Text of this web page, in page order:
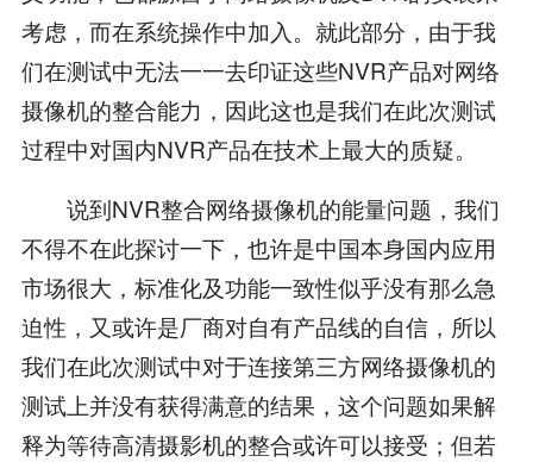
考虑，而在系统操作中加入。就此部分，由于我
们在测试中无法一一去印证这些NVR产品对网络
摄像机的整合能力，因此这也是我们在此次测试
过程中对国内NVR产品在技术上最大的质疑。
说到NVR整合网络摄像机的能量问题，我们
不得不在此探讨一下，也许是中国本身国内应用
市场很大，标准化及功能一致性似乎没有那么急
迫性，又或许是厂商对自有产品线的自信，所以
我们在此次测试中对于连接第三方网络摄像机的
测试上并没有获得满意的结果，这个问题如果解
释为等待高清摄影机的整合或许可以接受；但若